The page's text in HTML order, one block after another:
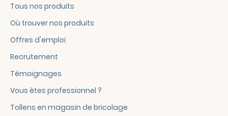
Tous nos produits
Où trouver nos produits
Offres d'emploi
Recrutement
Témoignages
Vous êtes professionnel ?
Tollens en magasin de bricolage